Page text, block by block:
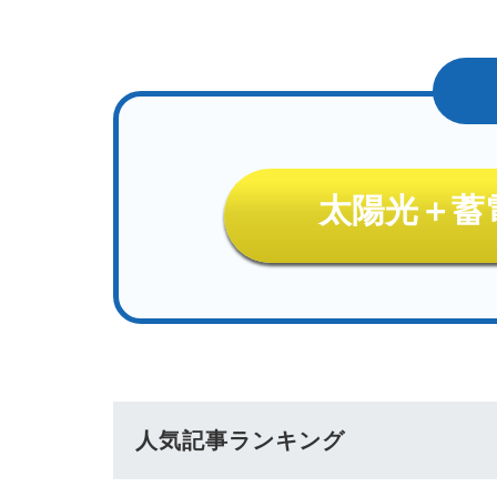
太陽光＋蓄
人気記事ランキング